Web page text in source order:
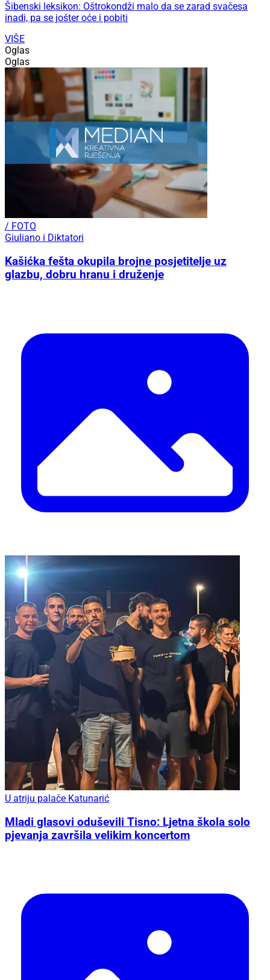
Šibenski leksikon: Oštrokondži malo da se zarad svačesa
inadi, pa se jošter oće i pobiti
VIŠE
Oglas
Oglas
/ FOTO
Giuliano i Diktatori
Kašićka fešta okupila brojne posjetitelje uz
glazbu, dobru hranu i druženje
U atriju palače Katunarić
Mladi glasovi oduševili Tisno: Ljetna škola solo
pjevanja završila velikim koncertom